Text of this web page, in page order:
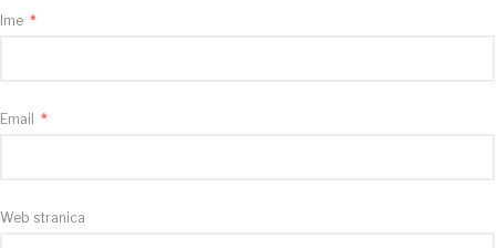
Ime *
Email *
Web stranica